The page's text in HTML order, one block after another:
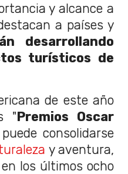
y alcance a
a países y
desarrollando
turísticos de
de este año
"Premios Oscar
consolidarse
y aventura,
los últimos ocho